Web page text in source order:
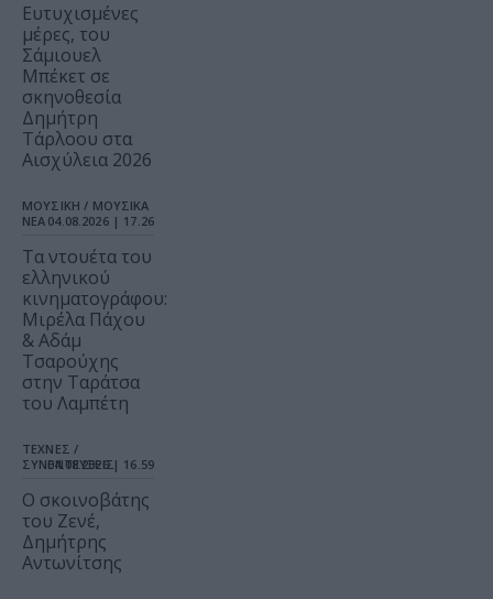
Ευτυχισμένες
μέρες, του
Σάμιουελ
Μπέκετ σε
σκηνοθεσία
Δημήτρη
Τάρλοου στα
Αισχύλεια 2026
ΜΟΥΣΙΚΗ / ΜΟΥΣΙΚΑ
ΝΕΑ 04.08.2026 | 17.26
Τα ντουέτα του
ελληνικού
κινηματογράφου:
Μιρέλα Πάχου
& Αδάμ
Τσαρούχης
στην Ταράτσα
του Λαμπέτη
ΤΕΧΝΕΣ /
ΣΥΝΕΝΤΕΥΞΕΙΣ
04.08.2026 | 16.59
Ο σκοινοβάτης
του Ζενέ,
Δημήτρης
Αντωνίτσης